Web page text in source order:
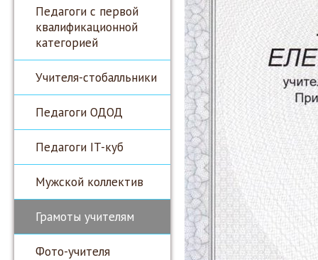
Педагоги с первой
квалификационной
категорией
Учителя-стобалльники
Педагоги ОДОД
Педагоги IT-куб
Мужской коллектив
Грамоты учителям
Фото-учителя